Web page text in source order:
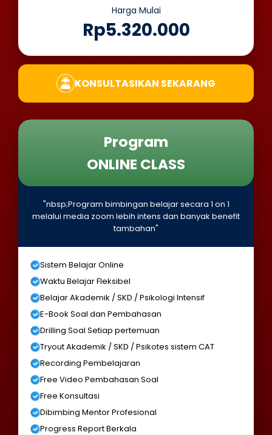
Harga Mulai
Rp5.320.000
KONSULTASIKAN SEKARANG
Program
ONLINE CLASS
"nbsp;Program bimbingan belajar secara 1 on 1
melalui media zoom lebih intens dan banyak benefit
tambahan"
Sistem Belajar Online
Waktu Belajar Fleksibel
Belajar Akademik / SKD / Psikologi Intensif
E-Book Soal dan Pembahasan
Drilling Soal Setiap pertemuan
Tryout Akademik / SKD / Psikotes sistem CAT
Recording Pembelajaran
Free Video Pembahasan Soal
Free Konsultasi
Dibimbing Mentor Profesional
Progress Report Berkala